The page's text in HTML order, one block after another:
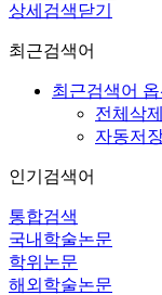
상세검색닫기
최근검색어
최근검색어 옵
전체삭제
자동저
인기검색어
통합검색
국내학술논문
학위논문
해외학술논문